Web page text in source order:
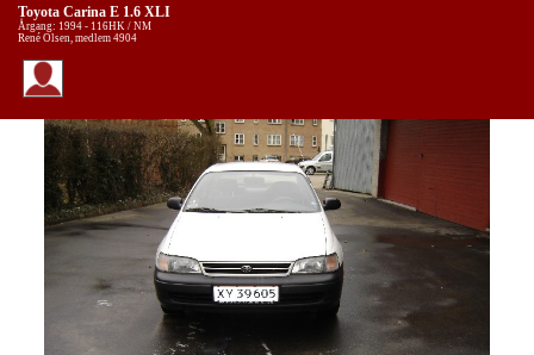
Toyota Carina E 1.6 XLI
Årgang: 1994 - 116HK / NM
René Olsen, medlem 4904